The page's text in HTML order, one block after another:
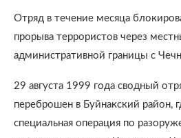
Отряд в течение месяца
прорыва террористов через
административной границы с
29 августа 1999 года сводный
переброшен в Буйнакский район,
специальная операция по